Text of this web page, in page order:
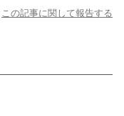
この記事に関して報告する